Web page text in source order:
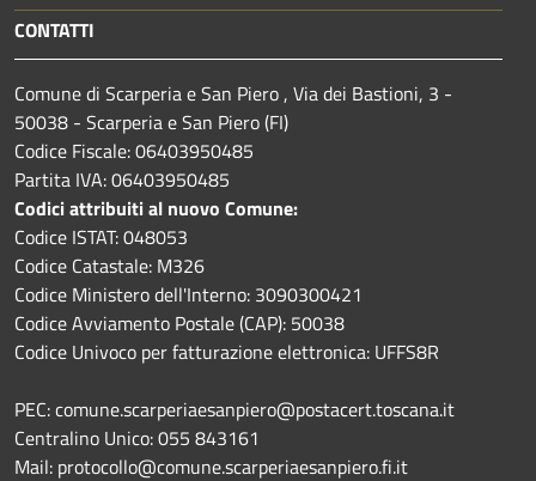
CONTATTI
Comune di Scarperia e San Piero , Via dei Bastioni, 3 -
50038 - Scarperia e San Piero (FI)
Codice Fiscale: 06403950485
Partita IVA: 06403950485
Codici attribuiti al nuovo Comune:
Codice ISTAT: 048053
Codice Catastale: M326
Codice Ministero dell'Interno: 3090300421
Codice Avviamento Postale (CAP): 50038
Codice Univoco per fatturazione elettronica: UFFS8R
PEC: comune.scarperiaesanpiero@postacert.toscana.it
Centralino Unico: 055 843161
Mail: protocollo@comune.scarperiaesanpiero.fi.it